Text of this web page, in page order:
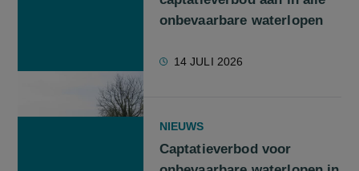
onbevaarbare waterlopen
14 JULI 2026
NIEUWS
Captatieverbod voor